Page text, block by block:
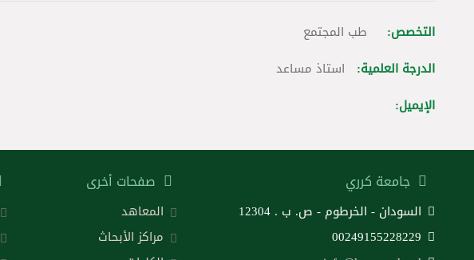
التخصص: طب المجتمع
الدرجة العلمية:
استاذ مساعد
الإيميل:
جامعة كرري
السودان - الخرطوم - ص. ب . 12304
00249155228229
صفحات أخرى
المعاهد
مراكز الأبحاث